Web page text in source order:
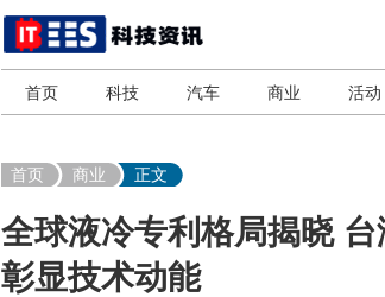
首页 科技 汽车 商业 活动
首页 商业 正文
全球液冷专利格局揭晓
彰显技术动能